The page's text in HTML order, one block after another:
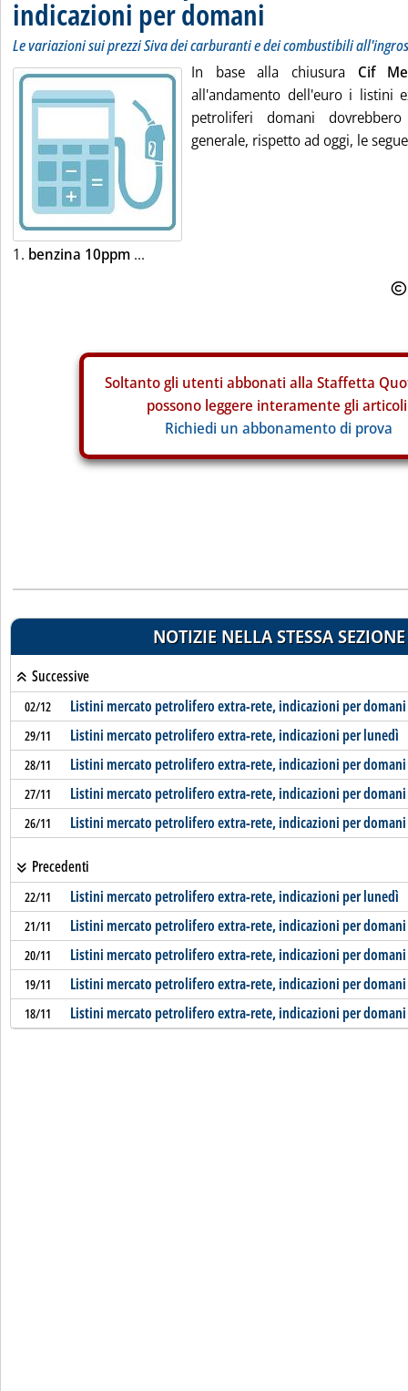
indicazioni per domani
Le variazioni sui prezzi Siva dei carburanti e dei combustibili
In base alla chiusura Cif
all'andamento dell'euro i listini
petroliferi domani
generale, rispetto ad oggi, le
1. benzina 10ppm ...
Soltanto gli utenti abbonati alla Staffetta
possono leggere interamente gli
Richiedi un abbonamento di prova
NOTIZIE NELLA STESSA SEZIONE
Successive
02/12 Listini mercato petrolifero extra-rete, indicazioni per domani
29/11 Listini mercato petrolifero extra-rete, indicazioni per lunedì
28/11 Listini mercato petrolifero extra-rete, indicazioni per domani
27/11 Listini mercato petrolifero extra-rete, indicazioni per domani
26/11 Listini mercato petrolifero extra-rete, indicazioni per domani
Precedenti
22/11 Listini mercato petrolifero extra-rete, indicazioni per lunedì
21/11 Listini mercato petrolifero extra-rete, indicazioni per domani
20/11 Listini mercato petrolifero extra-rete, indicazioni per domani
19/11 Listini mercato petrolifero extra-rete, indicazioni per domani
18/11 Listini mercato petrolifero extra-rete, indicazioni per domani